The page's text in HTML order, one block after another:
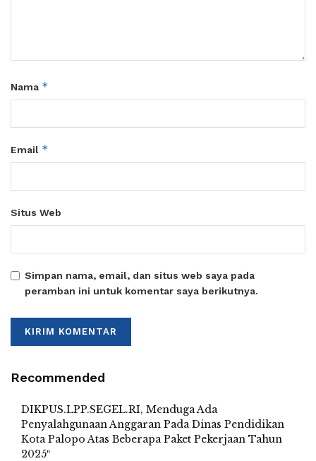
Nama *
Email *
Situs Web
Simpan nama, email, dan situs web saya pada
peramban ini untuk komentar saya berikutnya.
Recommended
DIKPUS.LPP.SEGEL.RI, Menduga Ada
Penyalahgunaan Anggaran Pada Dinas Pendidikan
Kota Palopo Atas Beberapa Paket Pekerjaan Tahun
2025″